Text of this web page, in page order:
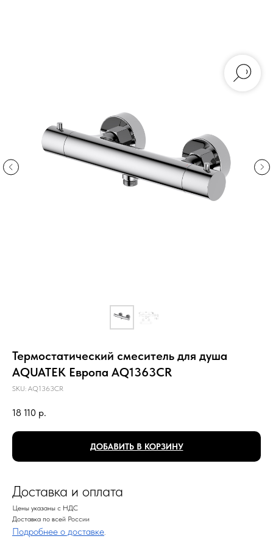
Термостатический смеситель для душа
AQUATEK Европа AQ1363CR
SKU: AQ1363CR
18 110 р.
ДОБАВИТЬ В КОРЗИНУ
Доставка и оплата
Цены указаны с НДС
Доставка по всей России
Подробнее о доставке.